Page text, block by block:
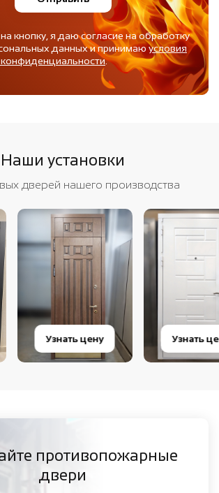
кнопку, я даю согласие на обработку
данных и принимаюусловия
конфиденциальности.
Наши установки
дверей нашего производства
Узнать цену Узнать
противопожарные
двери